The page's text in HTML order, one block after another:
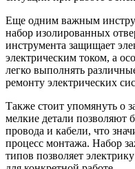
Еще одним важным
набор изолированных
инструмента защищает
электрическим током, а
легко выполнять
ремонту электрических
Также стоит упомянуть о
мелкие детали позволяют
провода и кабели, что
процесс монтажа. Набор
типов позволяет